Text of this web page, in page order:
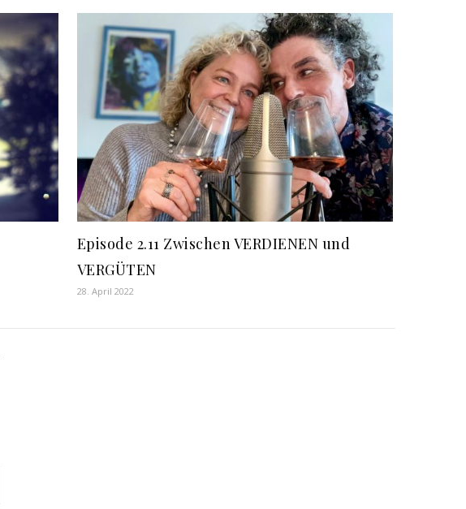
Episode 2.11 Zwischen VERDIENEN und
VERGÜTEN
28. April 2022